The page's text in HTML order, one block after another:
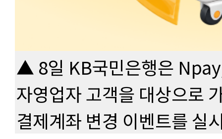
▲ 8일 KB국민은행은
자영업자 고객을 대상으로
결제계좌 변경 이벤트를 실